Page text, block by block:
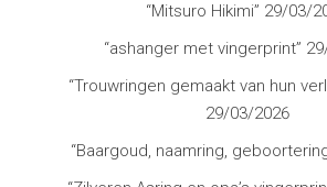
“Mitsuro Hikimi” 29/03/
“ashanger met vingerprint”
“Trouwringen gemaakt van hun
29/03/2026
“Baargoud, naamring,